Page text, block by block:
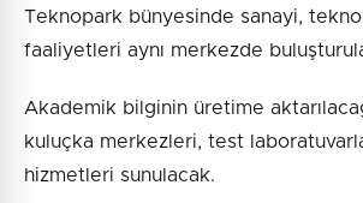
Teknopark bünyesinde sanayi,
faaliyetleri aynı merkezde
Akademik bilginin üretime
kuluçka merkezleri, test
hizmetleri sunulacak.